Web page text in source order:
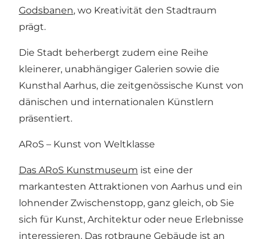
Godsbanen, wo Kreativität den Stadtraum
prägt.
Die Stadt beherbergt zudem eine Reihe
kleinerer, unabhängiger Galerien sowie die
Kunsthal Aarhus, die zeitgenössische Kunst von
dänischen und internationalen Künstlern
präsentiert.
ARoS – Kunst von Weltklasse
Das ARoS Kunstmuseum ist eine der
markantesten Attraktionen von Aarhus und ein
lohnender Zwischenstopp, ganz gleich, ob Sie
sich für Kunst, Architektur oder neue Erlebnisse
interessieren. Das rotbraune Gebäude ist an